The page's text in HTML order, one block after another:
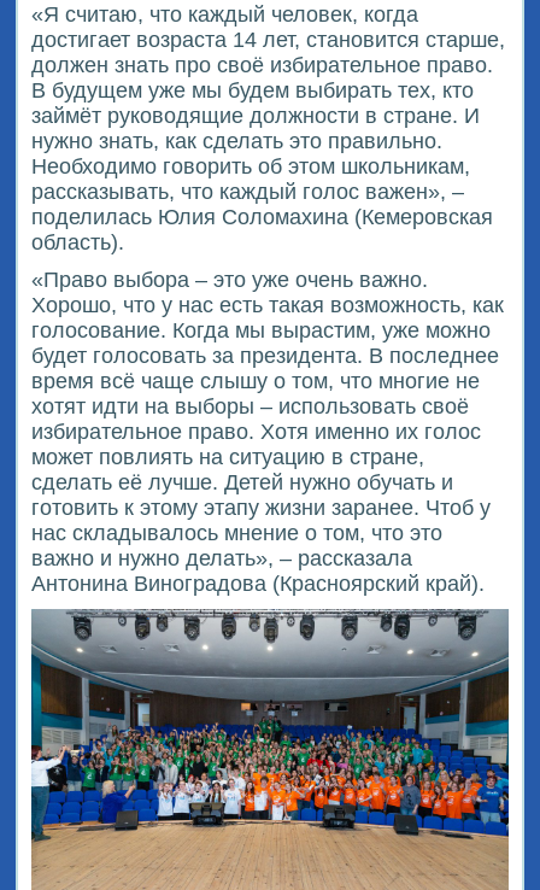
«Я считаю, что каждый человек, когда
достигает возраста 14 лет, становится старше,
должен знать про своё избирательное право.
В будущем уже мы будем выбирать тех, кто
займёт руководящие должности в стране. И
нужно знать, как сделать это правильно.
Необходимо говорить об этом школьникам,
рассказывать, что каждый голос важен», –
поделилась Юлия Соломахина (Кемеровская
область).
«Право выбора – это уже очень важно.
Хорошо, что у нас есть такая возможность, как
голосование. Когда мы вырастим, уже можно
будет голосовать за президента. В последнее
время всё чаще слышу о том, что многие не
хотят идти на выборы – использовать своё
избирательное право. Хотя именно их голос
может повлиять на ситуацию в стране,
сделать её лучше. Детей нужно обучать и
готовить к этому этапу жизни заранее. Чтоб у
нас складывалось мнение о том, что это
важно и нужно делать», – рассказала
Антонина Виноградова (Красноярский край).